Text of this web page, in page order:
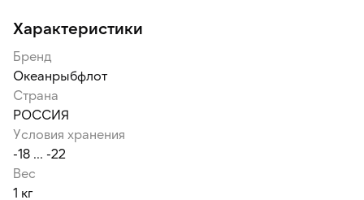
Характеристики
Бренд
Океанрыбфлот
Страна
РОССИЯ
Условия хранения
-18 ... -22
Вес
1 кг